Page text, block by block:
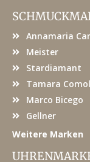
e
b
o
Annamaria
Meister
Stardiamant
Tamara
Marco Bicego
Gellner
Weitere Marken